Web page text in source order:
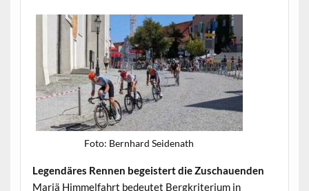
Foto: Bern­hard Seidenath
Leg­endäres Ren­nen begeis­tert die Zuschauenden
Mar­iä Him­melfahrt bedeutet Bergkri­teri­um in